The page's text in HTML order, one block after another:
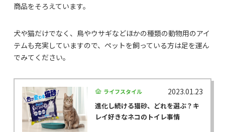
商品をそろえています。
犬や猫だけでなく、鳥やウサギなどほかの種類の動物用のアイ
テムも充実していますので、ペットを飼っている方は足を運ん
でみてください。
ライフスタイル 2023.01.23
進化し続ける猫砂、どれを選ぶ？キ
レイ好きなネコのトイレ事情